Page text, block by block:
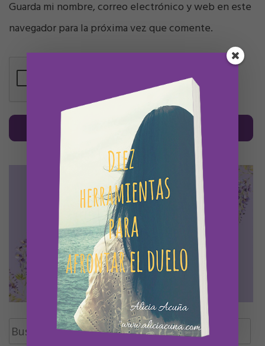
Guarda mi nombre, correo electrónico y web en este
navegador para la próxima vez que comente.
Buscar: